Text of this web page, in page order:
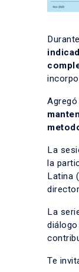
Agregó
La
la
Latina
La
Te